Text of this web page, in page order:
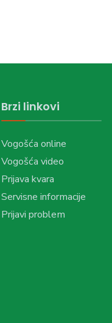
Brzi linkovi
Vogošća online
Vogošća video
Prijava kvara
Servisne informacije
Prijavi problem